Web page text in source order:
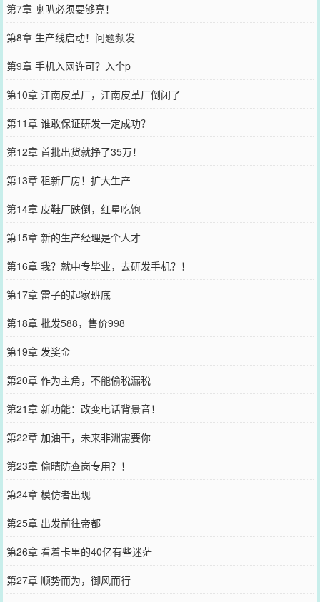
第7章 喇叭必须要够亮！
第8章 生产线启动！问题频发
第9章 手机入网许可？入个p
第10章 江南皮革厂，江南皮革厂倒闭了
第11章 谁敢保证研发一定成功？
第12章 首批出货就挣了35万！
第13章 租新厂房！扩大生产
第14章 皮鞋厂跌倒，红星吃饱
第15章 新的生产经理是个人才
第16章 我？就中专毕业，去研发手机？！
第17章 雷子的起家班底
第18章 批发588，售价998
第19章 发奖金
第20章 作为主角，不能偷税漏税
第21章 新功能：改变电话背景音！
第22章 加油干，未来非洲需要你
第23章 偷晴防查岗专用？！
第24章 模仿者出现
第25章 出发前往帝都
第26章 看着卡里的40亿有些迷茫
第27章 顺势而为，御风而行